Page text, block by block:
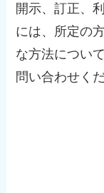
開示、訂正、
には、所定の
な方法につい
問い合わせく